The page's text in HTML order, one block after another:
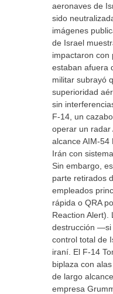
aeronaves de
sido
imágenes
de Israel
impactaron con
estaban afuera
militar subrayó
superioridad
sin
F‑14, un
operar un radar
alcance AIM‑54
Irán con
Sin embargo,
parte retirados
empleados
rápida o QRA
Reaction Alert).
destrucción —si
control total de
iraní. El F-14
biplaza con
de largo
empresa